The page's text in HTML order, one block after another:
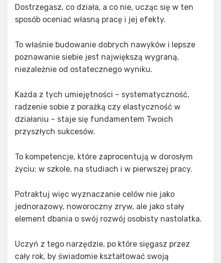
Dostrzegasz, co działa, a co nie, ucząc się w ten
sposób oceniać własną pracę i jej efekty.
To właśnie budowanie dobrych nawyków i lepsze
poznawanie siebie jest największą wygraną,
niezależnie od ostatecznego wyniku.
Każda z tych umiejętności – systematyczność,
radzenie sobie z porażką czy elastyczność w
działaniu – staje się fundamentem Twoich
przyszłych sukcesów.
To kompetencje, które zaprocentują w dorosłym
życiu: w szkole, na studiach i w pierwszej pracy.
Potraktuj więc wyznaczanie celów nie jako
jednorazowy, noworoczny zryw, ale jako stały
element dbania o swój rozwój osobisty nastolatka.
Uczyń z tego narzędzie, po które sięgasz przez
cały rok, by świadomie kształtować swoją